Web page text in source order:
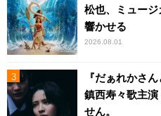
松也、ミュー
響かせる
2026.08.01
『だぁれかさ
鎮西寿々歌主演
せん。